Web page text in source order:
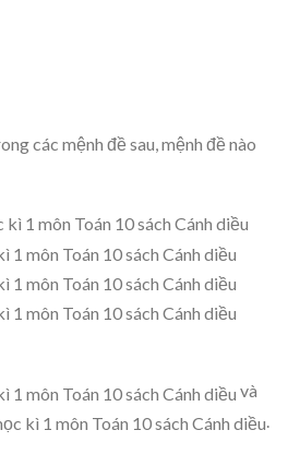
các mệnh đề sau, mệnh đề nào
và